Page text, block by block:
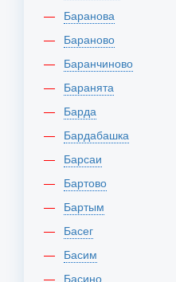
Баранова
Бараново
Баранчиново
Баранята
Барда
Бардабашка
Барсаи
Бартово
Бартым
Басег
Басим
Басино